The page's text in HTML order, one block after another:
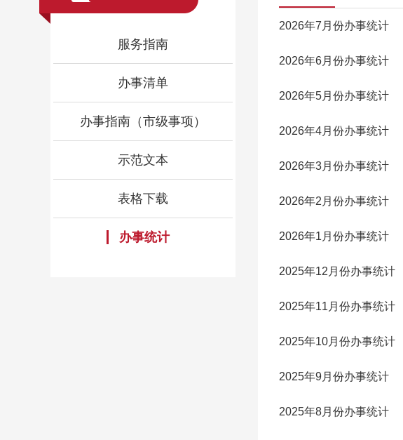
服务指南
办事清单
办事指南（市级事项）
示范文本
表格下载
办事统计
2026年7月份办事统计
2026年6月份办事统计
2026年5月份办事统计
2026年4月份办事统计
2026年3月份办事统计
2026年2月份办事统计
2026年1月份办事统计
2025年12月份办事统计
2025年11月份办事统计
2025年10月份办事统计
2025年9月份办事统计
2025年8月份办事统计